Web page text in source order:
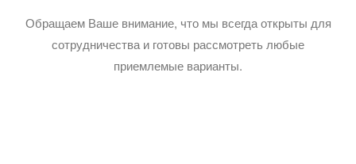
Обращаем Ваше внимание, что мы всегда открыты для
сотрудничества и готовы рассмотреть любые
приемлемые варианты.